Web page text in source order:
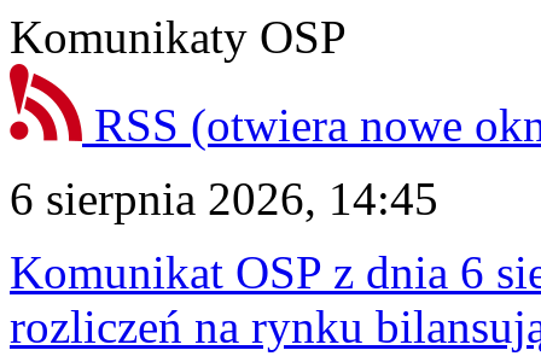
Komunikaty OSP
RSS (otwiera nowe
6 sierpnia 2026, 14:45
Komunikat OSP z dnia 6
rozliczeń na rynku